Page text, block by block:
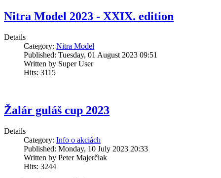
Nitra Model 2023 - XXIX. edition
Details
Category: Nitra Model
Published: Tuesday, 01 August 2023 09:51
Written by Super User
Hits: 3115
Žalár guláš cup 2023
Details
Category: Info o akciách
Published: Monday, 10 July 2023 20:33
Written by Peter Majerčiak
Hits: 3244